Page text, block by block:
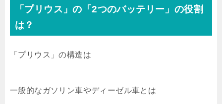
「プリウス」の「2つのバッテリー」の役割
は？
「プリウス」の構造は
一般的なガソリン車やディーゼル車とは